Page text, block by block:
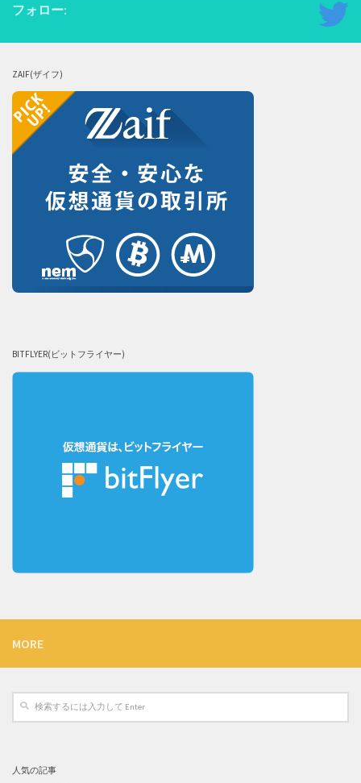
フォロー:
ZAIF(ザイフ)
BITFLYER(ビットフライヤー)
MORE
人気の記事